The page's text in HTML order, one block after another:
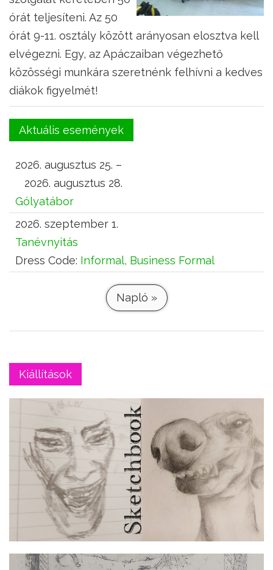
órát teljesíteni. Az 50
órát 9-11. osztály között arányosan elosztva kell
elvégezni. Egy, az Apáczaiban végezhető
közösségi munkára szeretnénk felhívni a kedves
diákok figyelmét!
Aktuális események
2026. augusztus 25. –
2026. augusztus 28.
Gólyatábor
2026. szeptember 1.
Tanévnyitás
Dress Code: Informal, Business Formal
Napló »
Kiállítások